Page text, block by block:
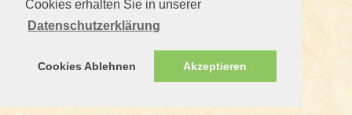
Cookies erhalten Sie in unserer
Datenschutzerklärung
Cookies Ablehnen Akzeptieren